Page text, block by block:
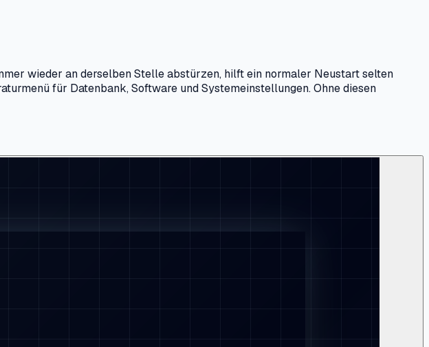
wieder an derselben Stelle abstürzen, hilft ein normaler Neustart selten
für Datenbank, Software und Systemeinstellungen. Ohne diesen